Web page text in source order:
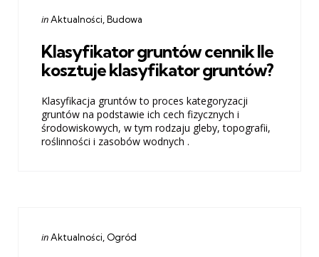
Categories
Posted
inAktualności Budowa
Klasyfikator gruntów cennik Ile
kosztuje klasyfikator gruntów?
Klasyfikacja gruntów to proces kategoryzacji
gruntów na podstawie ich cech fizycznych i
środowiskowych, w tym rodzaju gleby, topografii,
roślinności i zasobów wodnych .
Categories
Posted
inAktualności Ogród